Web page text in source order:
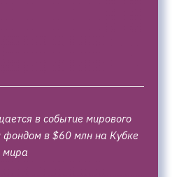
в событие мирового
в $60 млн на Кубке
мира